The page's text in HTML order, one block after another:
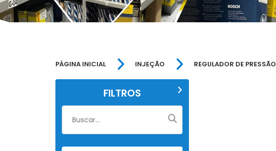
PÁGINA INICIAL INJEÇÃO REGULADOR DE PRESSÃO
FILTROS